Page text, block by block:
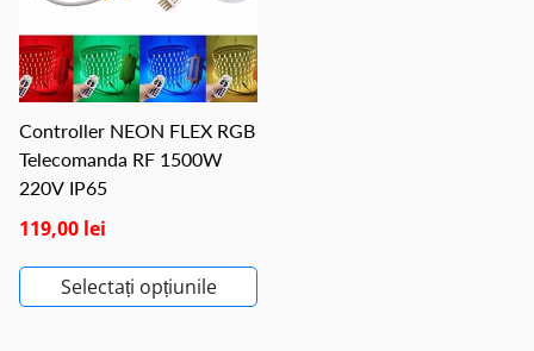
Controller NEON FLEX RGB
Telecomanda RF 1500W
220V IP65
119,00 lei
Selectați opțiunile